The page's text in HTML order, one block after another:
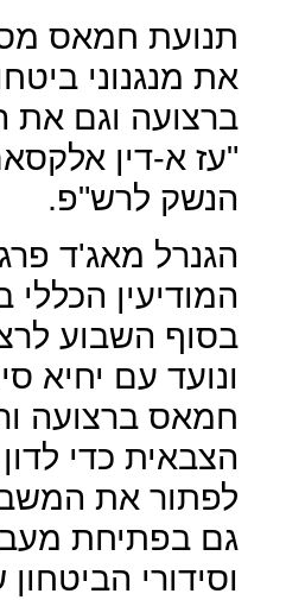
תנועת חמאס
את מנגנוני
ברצועה וגם את
"עז א-דין
הנשק לרש"פ.
הגנרל מאג'ד
המודיעין הכללי
בסוף השבוע
ונועד עם יחיא
חמאס ברצועה
הצבאית כדי
לפתור את
גם בפתיחת
וסידורי